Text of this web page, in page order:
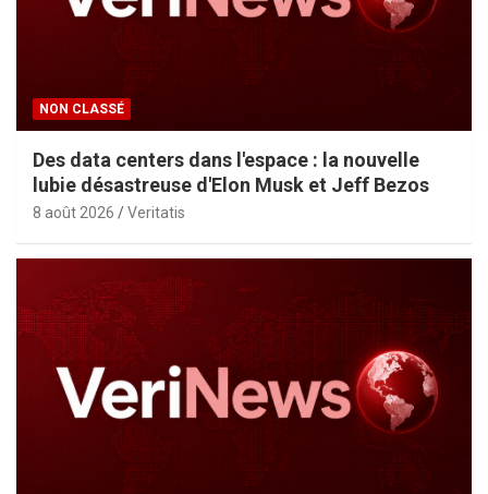
NON CLASSÉ
Des data centers dans l'espace : la nouvelle
lubie désastreuse d'Elon Musk et Jeff Bezos
8 août 2026 Veritatis